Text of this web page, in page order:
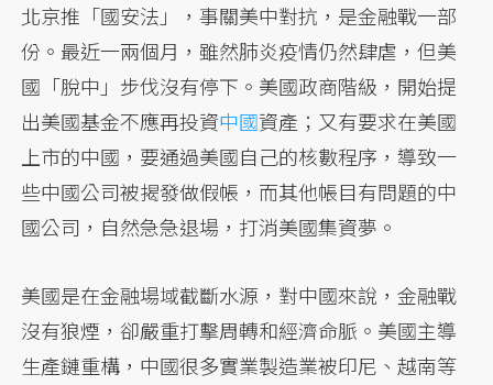
北京推「國安法」，事關美中對抗，是金融戰一部
份。最近一兩個月，雖然肺炎疫情仍然肆虐，但美
國「脫中」步伐沒有停下。美國政商階級，開始提
出美國基金不應再投資中國資產；又有要求在美國
上市的中國，要通過美國自己的核數程序，導致一
些中國公司被揭發做假帳，而其他帳目有問題的中
國公司，自然急急退場，打消美國集資夢。
美國是在金融場域截斷水源，對中國來說，金融戰
沒有狼煙，卻嚴重打擊周轉和經濟命脈。美國主導
生產鏈重構，中國很多實業製造業被印尼、越南等